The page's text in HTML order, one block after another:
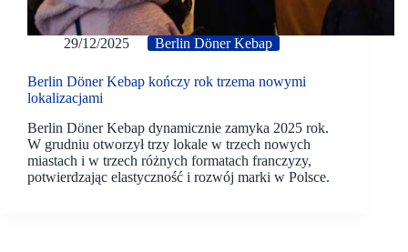
29/12/2025 Berlin Döner Kebap
Berlin Döner Kebap kończy rok trzema nowymi
lokalizacjami
Berlin Döner Kebap dynamicznie zamyka 2025 rok.
W grudniu otworzył trzy lokale w trzech nowych
miastach i w trzech różnych formatach franczyzy,
potwierdzając elastyczność i rozwój marki w Polsce.